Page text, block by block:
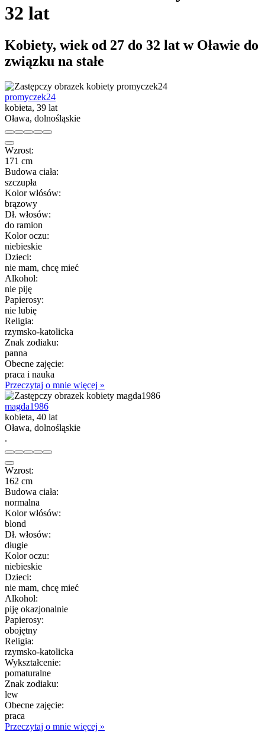
32 lat
Kobiety, wiek od 27 do 32 lat w Oławie do
związku na stałe
promyczek24
kobieta, 39 lat
Oława, dolnośląskie
Wzrost:
171 cm
Budowa ciała:
szczupła
Kolor włósów:
brązowy
Dł. włosów:
do ramion
Kolor oczu:
niebieskie
Dzieci:
nie mam, chcę mieć
Alkohol:
nie piję
Papierosy:
nie lubię
Religia:
rzymsko-katolicka
Znak zodiaku:
panna
Obecne zajęcie:
praca i nauka
Przeczytaj o mnie więcej »
magda1986
kobieta, 40 lat
Oława, dolnośląskie
.
Wzrost:
162 cm
Budowa ciała:
normalna
Kolor włósów:
blond
Dł. włosów:
długie
Kolor oczu:
niebieskie
Dzieci:
nie mam, chcę mieć
Alkohol:
piję okazjonalnie
Papierosy:
obojętny
Religia:
rzymsko-katolicka
Wykształcenie:
pomaturalne
Znak zodiaku:
lew
Obecne zajęcie:
praca
Przeczytaj o mnie więcej »